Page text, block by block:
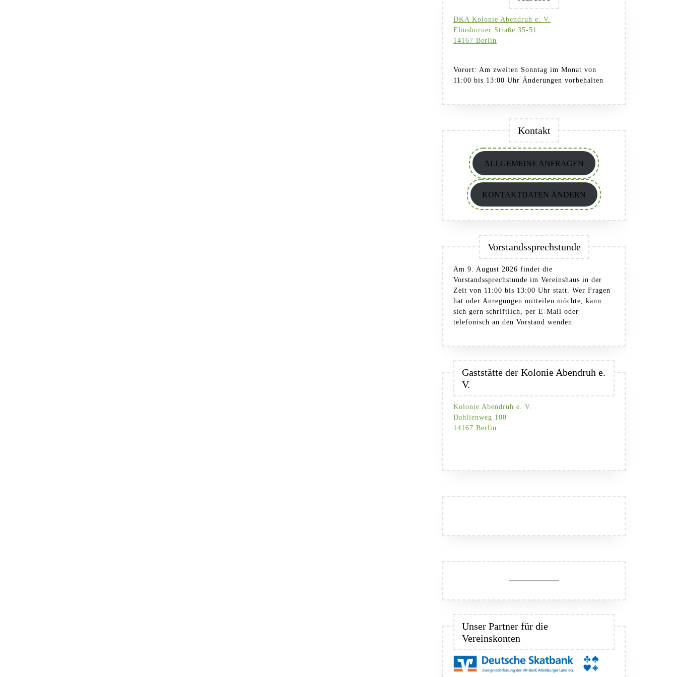
DKA Kolonie Abendruh e. V.
Elmshorner Straße 35-51
14167 Berlin
Vorort: Am zweiten Sonntag im Monat von
11:00 bis 13:00 Uhr Änderungen vorbehalten
Kontakt
ALLGEMEINE ANFRAGEN
KONTAKTDATEN ÄNDERN
Vorstandssprechstunde
Am 9. August 2026 findet die
Vorstandssprechstunde im Vereinshaus in der
Zeit von 11:00 bis 13:00 Uhr statt. Wer Fragen
hat oder Anregungen mitteilen möchte, kann
sich gern schriftlich, per E-Mail oder
telefonisch an den Vorstand wenden.
Gaststätte der Kolonie Abendruh e.
V.
Kolonie Abendruh e. V.
Dahlienweg 100
14167 Berlin
Unser Partner für die
Vereinskonten